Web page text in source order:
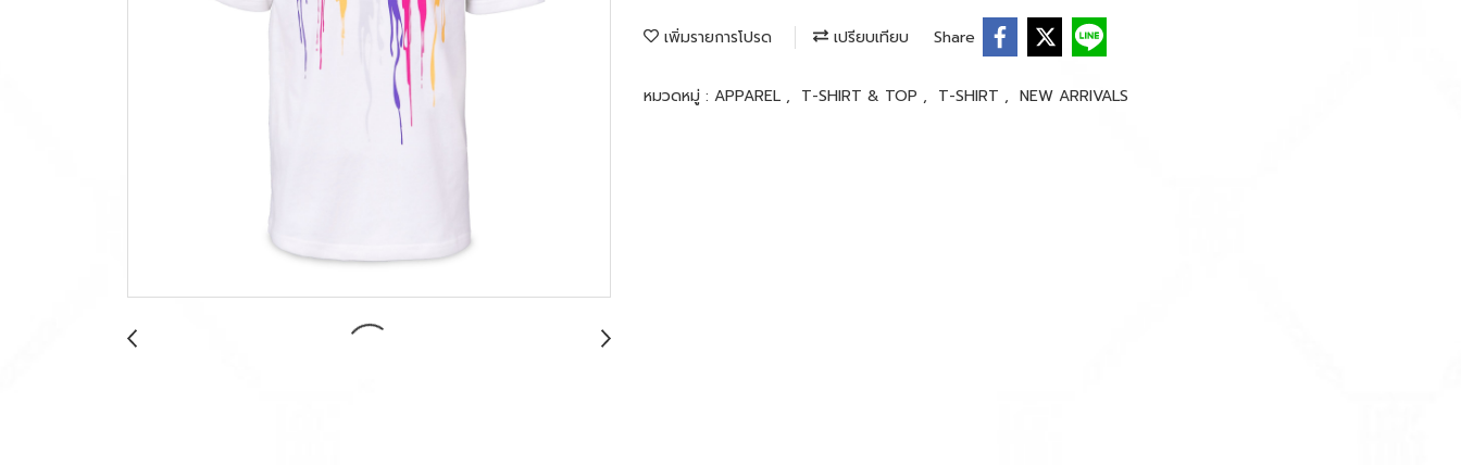
เพิ่มรายการโปรด เปรียบเทียบ Share
หมวดหมู่ : APPAREL , T-SHIRT & TOP , T-SHIRT , NEW ARRIVALS